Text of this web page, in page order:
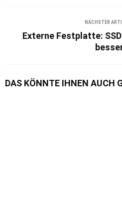
NÄCHSTER
Externe Festplatte:
DAS KÖNNTE IHNEN AUCH